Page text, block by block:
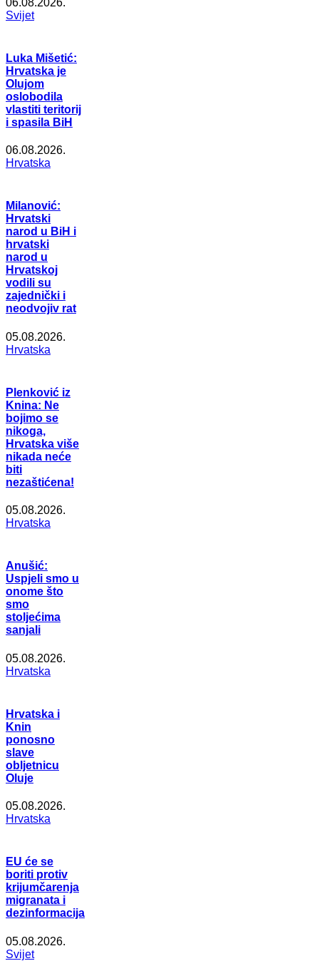
Svijet
Luka Mišetić:
Hrvatska je
Olujom
oslobodila
vlastiti teritorij
i spasila BiH
06.08.2026.
Hrvatska
Milanović:
Hrvatski
narod u BiH i
hrvatski
narod u
Hrvatskoj
vodili su
zajednički i
neodvojiv rat
05.08.2026.
Hrvatska
Plenković iz
Knina: Ne
bojimo se
nikoga,
Hrvatska više
nikada neće
biti
nezaštićena!
05.08.2026.
Hrvatska
Anušić:
Uspjeli smo u
onome što
smo
stoljećima
sanjali
05.08.2026.
Hrvatska
Hrvatska i
Knin
ponosno
slave
obljetnicu
Oluje
05.08.2026.
Hrvatska
EU će se
boriti protiv
krijumčarenja
migranata i
dezinformacija
05.08.2026.
Svijet